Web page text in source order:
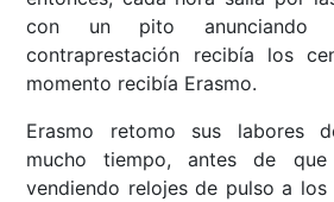
con un pito anunciando
contraprestación recibía los
momento recibía Erasmo.
Erasmo retomo sus labores
mucho tiempo, antes de
vendiendo relojes de pulso a los